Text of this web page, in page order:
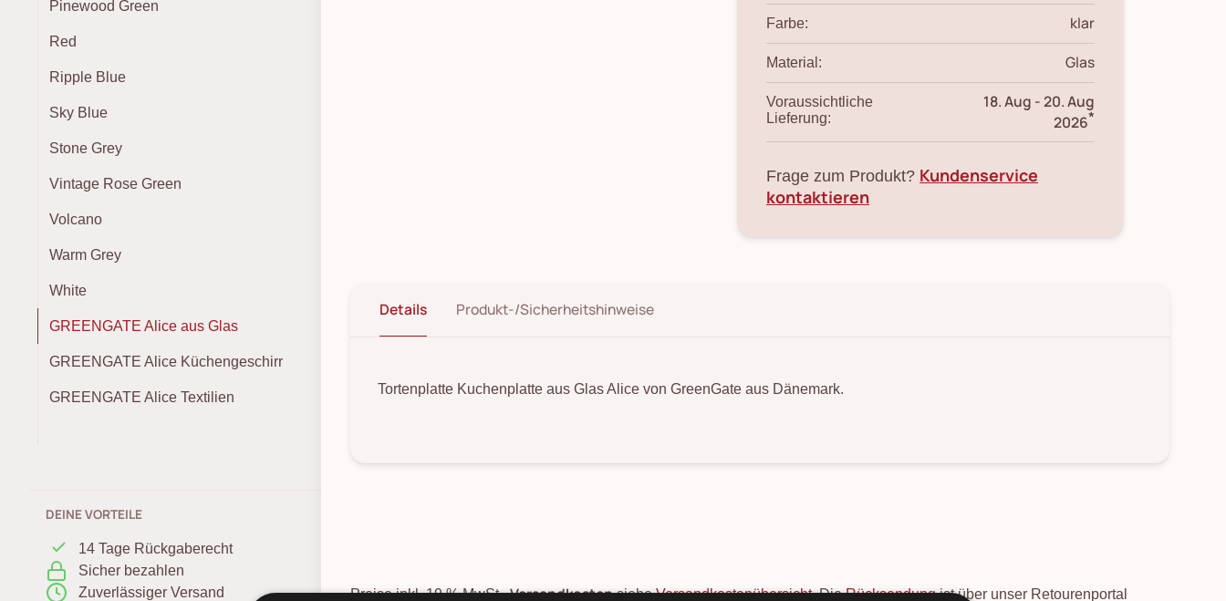
Pinewood Green
Red
Ripple Blue
Sky Blue
Stone Grey
Vintage Rose Green
Volcano
Warm Grey
White
GREENGATE Alice aus Glas
GREENGATE Alice Küchengeschirr
GREENGATE Alice Textilien
DEINE VORTEILE
14 Tage Rückgaberecht
Sicher bezahlen
Zuverlässiger Versand
Farbe: klar
Material: Glas
Voraussichtliche
Lieferung:
18. Aug -20. Aug
2026*
Frage zum Produkt? Kundenservice
kontaktieren
Details Produkt-/Sicherheitshinweise
Tortenplatte Kuchenplatte aus Glas Alice von GreenGate aus Dänemark.
Preise inkl. 19 % MwSt.,VersandkostensieheVersandkostenübersicht. DieRücksendungist über unser Retourenportal